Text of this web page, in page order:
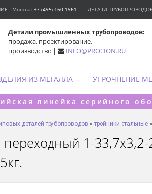
- Москва: +7 (495) 160-1961 ДЕТАЛИ
Детали промышленных трубопроводов:
продажа, проектирование,
производство |
INFO@PROCION.RU
ИЗ МЕТАЛЛА УПРОЧНЕНИЕ
линейка серийного
деталей трубопроводов » тройники стальные »
1-